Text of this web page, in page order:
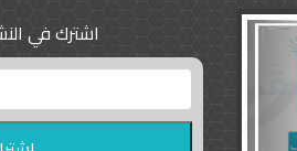
اشترك في